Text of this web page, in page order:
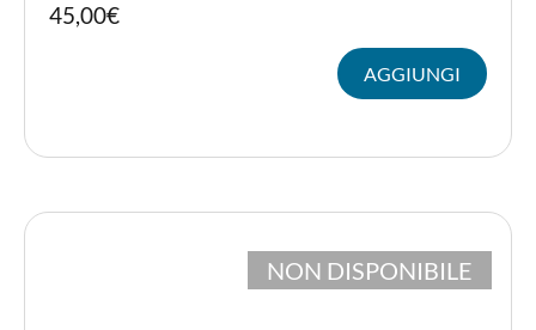
VASSOI E COTTURA
45,00€
AGGIUNGI
NON DISPONIBILE